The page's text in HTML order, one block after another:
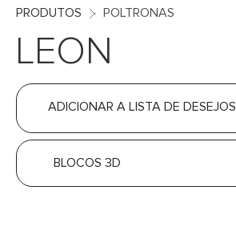
PRODUTOS POLTRONAS
LEON
ADICIONAR A LISTA DE DESEJOS
BLOCOS 3D